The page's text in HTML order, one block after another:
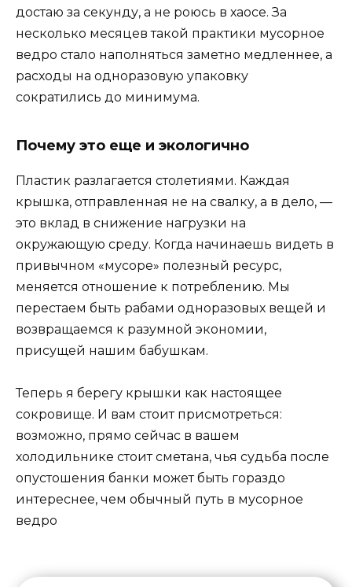
достаю за секунду, а не роюсь в хаосе. За
несколько месяцев такой практики мусорное
ведро стало наполняться заметно медленнее, а
расходы на одноразовую упаковку
сократились до минимума.
Почему это еще и экологично
Пластик разлагается столетиями. Каждая
крышка, отправленная не на свалку, а в дело, —
это вклад в снижение нагрузки на
окружающую среду. Когда начинаешь видеть в
привычном «мусоре» полезный ресурс,
меняется отношение к потреблению. Мы
перестаем быть рабами одноразовых вещей и
возвращаемся к разумной экономии,
присущей нашим бабушкам.
Теперь я берегу крышки как настоящее
сокровище. И вам стоит присмотреться:
возможно, прямо сейчас в вашем
холодильнике стоит сметана, чья судьба после
опустошения банки может быть гораздо
интереснее, чем обычный путь в мусорное
ведро